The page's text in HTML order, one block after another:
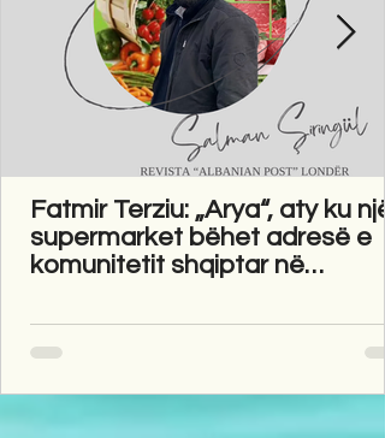
Fatmir Terziu: „Arya“, aty ku një
supermarket bëhet adresë e
komunitetit shqiptar në